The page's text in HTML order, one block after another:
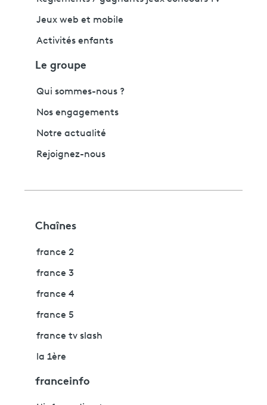
Jeux web et mobile
Activités enfants
Le groupe
Qui sommes-nous ?
Nos engagements
Notre actualité
Rejoignez-nous
Chaînes
france 2
france 3
france 4
france 5
france tv slash
la 1ère
franceinfo